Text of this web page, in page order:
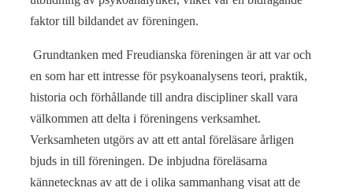
faktor till bildandet av föreningen.
Grundtanken med Freudianska föreningen är att var och
en som har ett intresse för psykoanalysens teori, praktik,
historia och förhållande till andra discipliner skall vara
välkommen att delta i föreningens verksamhet.
Verksamheten utgörs av att ett antal föreläsare årligen
bjuds in till föreningen. De inbjudna föreläsarna
kännetecknas av att de i olika sammanhang visat att de